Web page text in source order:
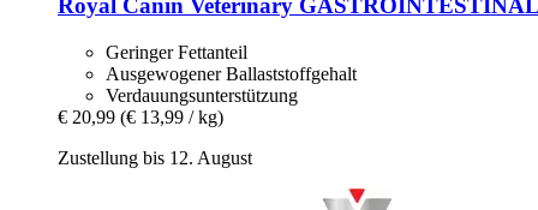
Royal Canin Veterinary
Geringer Fettanteil
Ausgewogener Ballaststoffgehalt
Verdauungsunterstützung
€ 20,99 (€ 13,99 / kg)
Zustellung bis 12. August